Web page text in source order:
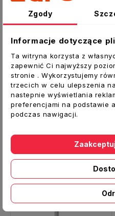
Dane techniczne:
Typ:Uc hwyt
Średnica [mm]:125
Materiał:Blacha
Producent:ALNOR
Zgody
Informacje dotyczące
Ta witryna korzysta z
zapewnić Ci najwyższy
stronie . Wykorzystujemy
trzecich w celu ulepszenia
nastepnie wyświetlania
preferencjami na podstawie
podczas nawigacji.